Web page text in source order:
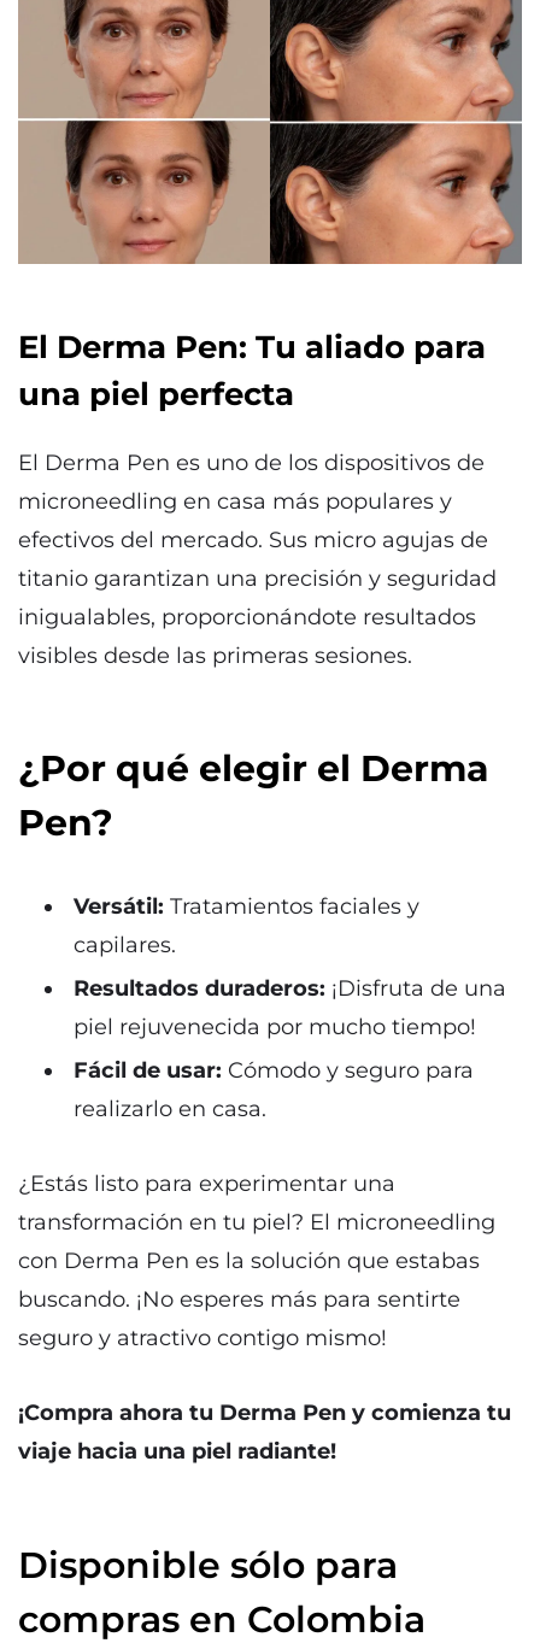
El Derma Pen: Tu aliado para
una piel perfecta
El Derma Pen es uno de los dispositivos de
microneedling en casa más populares y
efectivos del mercado. Sus micro agujas de
titanio garantizan una precisión y seguridad
inigualables, proporcionándote resultados
visibles desde las primeras sesiones.
¿Por qué elegir el Derma
Pen?
Versátil: Tratamientos faciales y
capilares.
Resultados duraderos: ¡Disfruta de una
piel rejuvenecida por mucho tiempo!
Fácil de usar: Cómodo y seguro para
realizarlo en casa.
¿Estás listo para experimentar una
transformación en tu piel? El microneedling
con Derma Pen es la solución que estabas
buscando. ¡No esperes más para sentirte
seguro y atractivo contigo mismo!
¡Compra ahora tu Derma Pen y comienza tu
viaje hacia una piel radiante!
Disponible sólo para
compras en Colombia